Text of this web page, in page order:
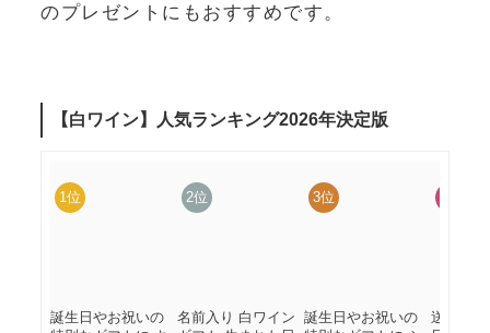
のプレゼントにもおすすめです。